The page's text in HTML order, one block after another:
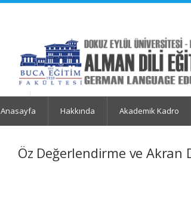
Anasayfa Hakkında Akademik Kadro
Öz Değerlendirme ve Akran